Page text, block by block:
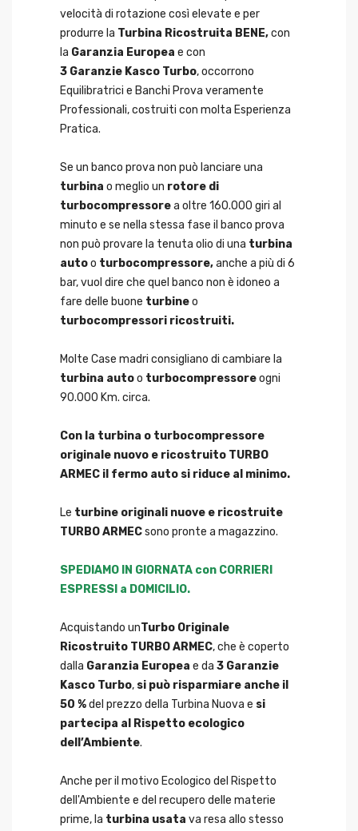
velocità di rotazione così elevate e per
produrre la Turbina Ricostruita BENE,con
la Garanzia Europea e con
3 Garanzie Kasco Turbo, occorrono
Equilibratrici e Banchi Prova veramente
Professionali, costruiti con molta Esperienza
Pratica.
Se un banco prova non può lanciare una
turbina o meglio un rotore di
turbocompressorea oltre 160.000 giri al
minuto e se nella stessa fase il banco prova
non può provare la tenuta olio di una turbina
autoo turbocompressore,anche a più di 6
bar, vuol dire che quel banco non è idoneo a
fare delle buone turbineo
turbocompressori ricostruiti.
Molte Case madri consigliano di cambiare la
turbina autoo turbocompressoreogni
90.000 Km. circa.
Con la turbina o turbocompressore
originale nuovo e ricostruito TURBO
ARMEC il fermo auto si riduce al minimo.
Le turbine originali nuove e ricostruite
TURBO ARMECsono pronte a magazzino.
SPEDIAMO IN GIORNATA con CORRIERI
ESPRESSI a DOMICILIO.
Acquistando unTurbo Originale
Ricostruito TURBO ARMEC, che è coperto
dalla Garanzia Europea e da 3 Garanzie
Kasco Turbo, si può risparmiare anche il
50 %del prezzo della Turbina Nuova e si
partecipa al Rispetto ecologico
dell’Ambiente.
Anche per il motivo Ecologico del Rispetto
dell'Ambiente e del recupero delle materie
prime, la turbina usata va resa allo stesso